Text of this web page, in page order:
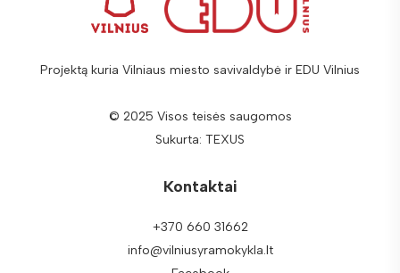
Projektą kuria Vilniaus miesto savivaldybė ir EDU Vilnius
© 2025 Visos teisės saugomos
Sukurta: TEXUS
Kontaktai
+370 660 31662
info@vilniusyramokykla.lt